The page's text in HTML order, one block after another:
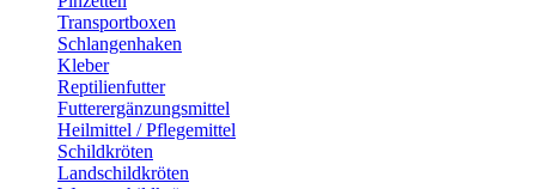
Transportboxen
Schlangenhaken
Kleber
Reptilienfutter
Futterergänzungsmittel
Heilmittel / Pflegemittel
Schildkröten
Landschildkröten